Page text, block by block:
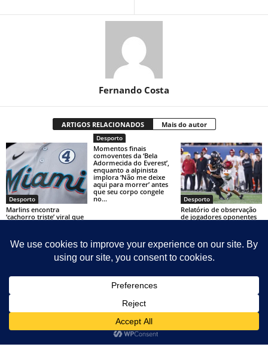
Fernando Costa
ARTIGOS RELACIONADOS Mais do autor
Desporto
Marlins encontra
‘cachorro triste’ viral que
‘dia dos sonhos’ no
Desporto
Momentos finais
comoventes da ‘Bela
Adormecida do Everest’,
enquanto a alpinista
implora ‘Não me deixe
aqui para morrer’ antes
que seu corpo congele
no...
Desporto
Relatório de observação
de jogadores oponentes